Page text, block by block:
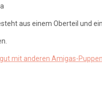
aus einem Oberteil und
mit anderen Amigas-